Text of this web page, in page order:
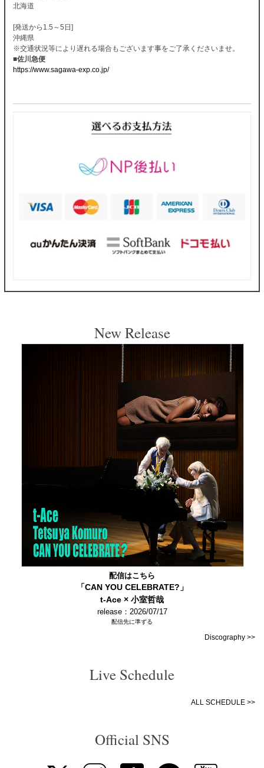
北海道
[発送から1.5～5日]
沖縄県
※交通状況等により遅れる場合もございます事をご了承くださいませ。
■佐川急便
https://www.sagawa-exp.co.jp/
New Release
配信はこちら
「CAN YOU CELEBRATE?」
t-Ace × 小室哲哉
release：2026/07/17
配信先に準ずる
Discography >>
Live Schedule
ALL SCHEDULE >>
Official SNS